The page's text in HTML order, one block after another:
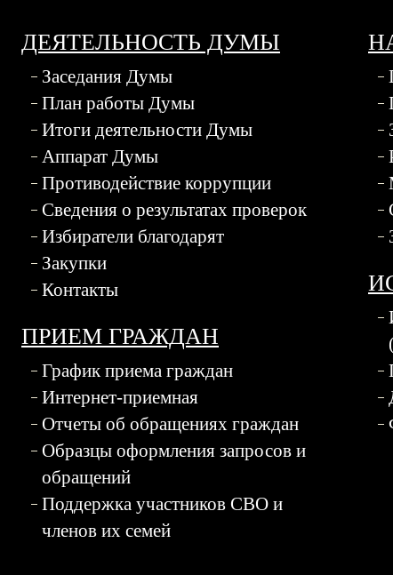
ДЕЯТЕЛЬНОСТЬ ДУМЫ
Заседания Думы
План работы Думы
Итоги деятельности Думы
Аппарат Думы
Противодействие коррупции
Сведения о результатах проверок
Избиратели благодарят
Закупки
Контакты
ПРИЕМ ГРАЖДАН
График приема граждан
Интернет-приемная
Отчеты об обращениях граждан
Образцы оформления запросов и
обращений
Поддержка участников СВО и
членов их семей